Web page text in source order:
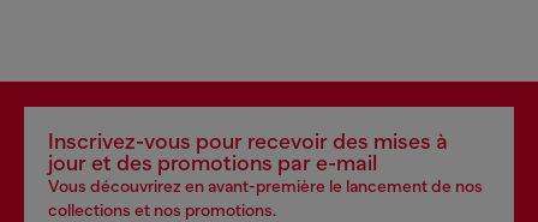
Inscrivez-vous pour recevoir des mises à
jour et des promotions par e-mail
Vous découvrirez en avant-première le lancement de nos
collections et nos promotions.